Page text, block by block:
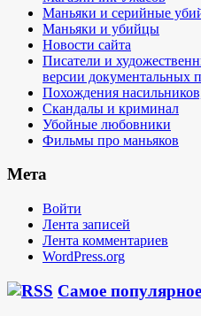
Маньяки и серийные
Маньяки и убийцы
Новости сайта
Писатели и
версии документальных
Похождения
Скандалы и криминал
Убойные любовники
Фильмы про маньяков
Мета
Войти
Лента записей
Лента комментариев
WordPress.org
Самое популярное